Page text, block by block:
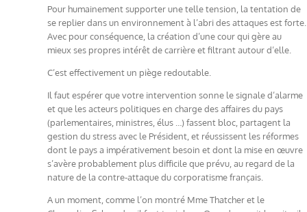
Pour humainement supporter une telle tension, la tentation de
se replier dans un environnement à l’abri des attaques est forte.
Avec pour conséquence, la création d’une cour qui gère au
mieux ses propres intérêt de carrière et filtrant autour d’elle.
C’est effectivement un piège redoutable.
Il faut espérer que votre intervention sonne le signale d’alarme
et que les acteurs politiques en charge des affaires du pays
(parlementaires, ministres, élus …) fassent bloc, partagent la
gestion du stress avec le Président, et réussissent les réformes
dont le pays a impérativement besoin et dont la mise en œuvre
s’avère probablement plus difficile que prévu, au regard de la
nature de la contre-attaque du corporatisme français.
A un moment, comme l’on montré Mme Thatcher et le